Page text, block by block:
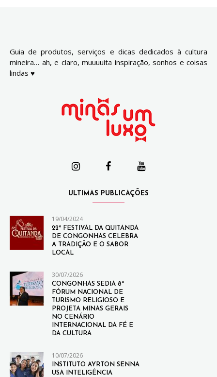
Guia de produtos, serviços e dicas dedicados à cultura
mineira… ah, e claro, muuuuita inspiração, sonhos e coisas
lindas ♥
ULTIMAS PUBLICAÇÕES
19/04/2024
22º FESTIVAL DA QUITANDA
DE CONGONHAS CELEBRA
A TRADIÇÃO E O SABOR
LOCAL
30/07/2026
CONGONHAS SEDIA 8º
FÓRUM NACIONAL DE
TURISMO RELIGIOSO E
PROJETA MINAS GERAIS
NO CENÁRIO
INTERNACIONAL DA FÉ E
DA CULTURA
10/07/2026
INSTITUTO AYRTON SENNA
USA INTELIGÊNCIA